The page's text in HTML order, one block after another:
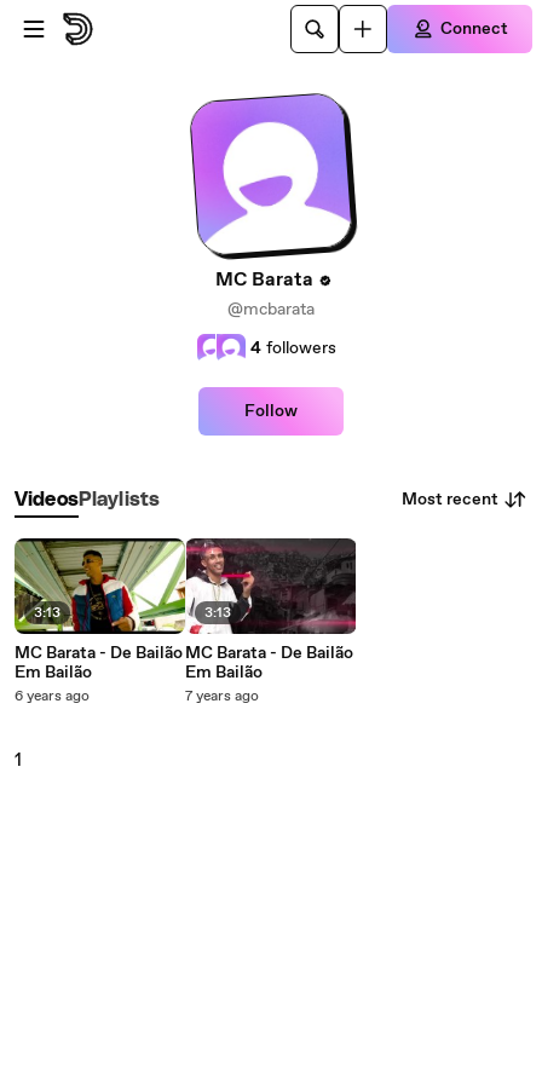
Skip to main content
Connect
MC Barata
@mcbarata
4 followers
Follow
VideosPlaylists Most recent
3:13
MC Barata - De Bailão
Em Bailão
6 years ago
3:13
MC Barata - De Bailão
Em Bailão
7 years ago
1